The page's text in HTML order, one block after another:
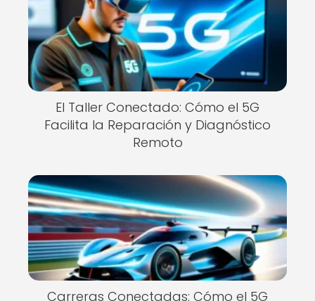
El Taller Conectado: Cómo el 5G
Facilita la Reparación y Diagnóstico
Remoto
Carreras Conectadas: Cómo el 5G